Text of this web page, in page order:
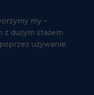
my –
dużym stażem
używanie